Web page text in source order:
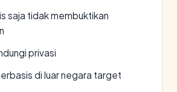
saja tidak membuktikan
privasi
di luar negara target